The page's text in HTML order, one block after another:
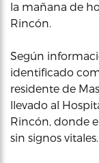
la mañana de
Rincón.
Según
identificado
residente de
llevado al
Rincón, donde
sin signos vitales.